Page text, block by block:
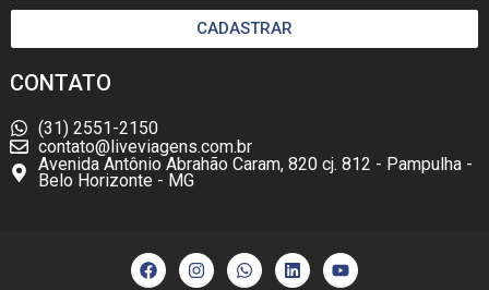
CADASTRAR
CONTATO
(31) 2551-2150
contato@liveviagens.com.br
Avenida Antônio Abrahão Caram, 820 cj. 812 - Pampulha -
Belo Horizonte - MG
F
a
c
I
n
s
W
h
a
L
i
n
Y
o
u